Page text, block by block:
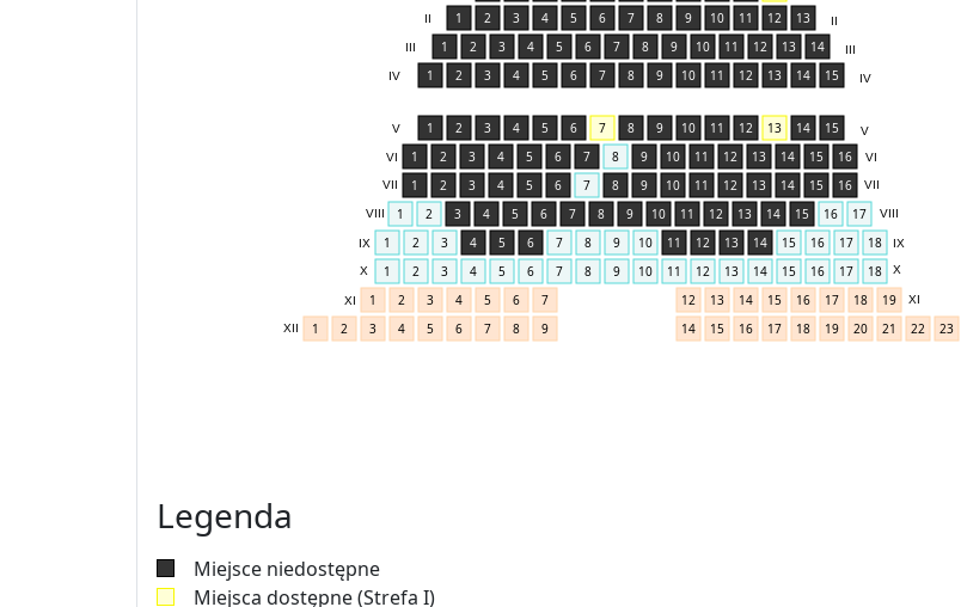
IV
V
VI
VII
VIII
IX
X
XI
XII
IV
V
VI
VII
VIII
IX
X
XI
1
2 3 4 5 6 7 8 9 10 11 12
13
1
2 3 4 5 6 7 8 9 10 11 12 13
14
1
2 3 4 5 6 7 8 9 10 11 12 13 14 15
1 2 3 4 5 6 7 8 9 10 11 12 13 14
15
1
2 3 4 5 6 7 8 9 10 11 12 13 14 15
16
1
2 3 4 5 6 7 8 9 10 11 12 13 14 15
16
1
2 3 4 5 6 7 8 9 10 11 12 13 14 15 16
17
1
2 3 4 5 6 7 8 9 10 11 12 13 14 15 16 17
18
1
2 3 4 5 6 7 8 9 10 11 12 13 14 15 16 17
18
1
2 3 4 5 6 7 12 13 14 15 16 17 18
19
1
2 3 4 5 6 7 8 9 14 15 16 17 18 19 20 21 22 23
Legenda
Miejsce niedostępne
Miejsca dostępne (Strefa I)